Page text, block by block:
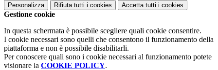
Personalizza Rifiuta tutti i cookies Accetta tutti i cookies
Gestione cookie
In questa schermata è possibile scegliere quali cookie consentire.
I cookie necessari sono quelli che consentono il funzionamento della
piattaforma e non è possibile disabilitarli.
Per conoscere quali sono i cookie necessari al funzionamento potete
visionare la COOKIE POLICY.